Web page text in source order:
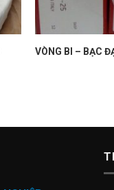
VÒNG BI – BẠC